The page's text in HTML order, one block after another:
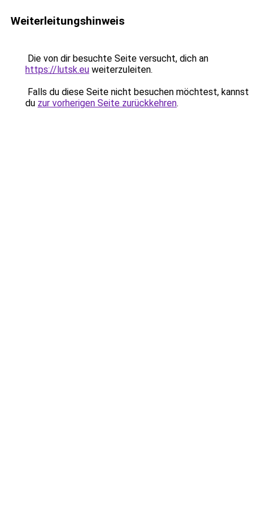
Weiterleitungshinweis
Die von dir besuchte Seite versucht, dich an
https://lutsk.eu weiterzuleiten.
Falls du diese Seite nicht besuchen möchtest, kannst
du zur vorherigen Seite zurückkehren.